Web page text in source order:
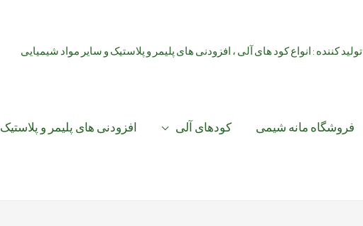
تولید کننده : انواع کود های آلی ، افزودنی های پلیمر و پلاستیک و سایر مواد شیمیایی
فروشگاه مانه شیمی کودهای آلی افزودنی های پلیمر و پلاستیک